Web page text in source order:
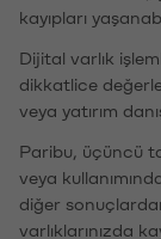
kayıpları
Dijital varlık
dikkatlice
veya yatırım
Paribu, üçüncü
veya
diğer
varlıklarınızda